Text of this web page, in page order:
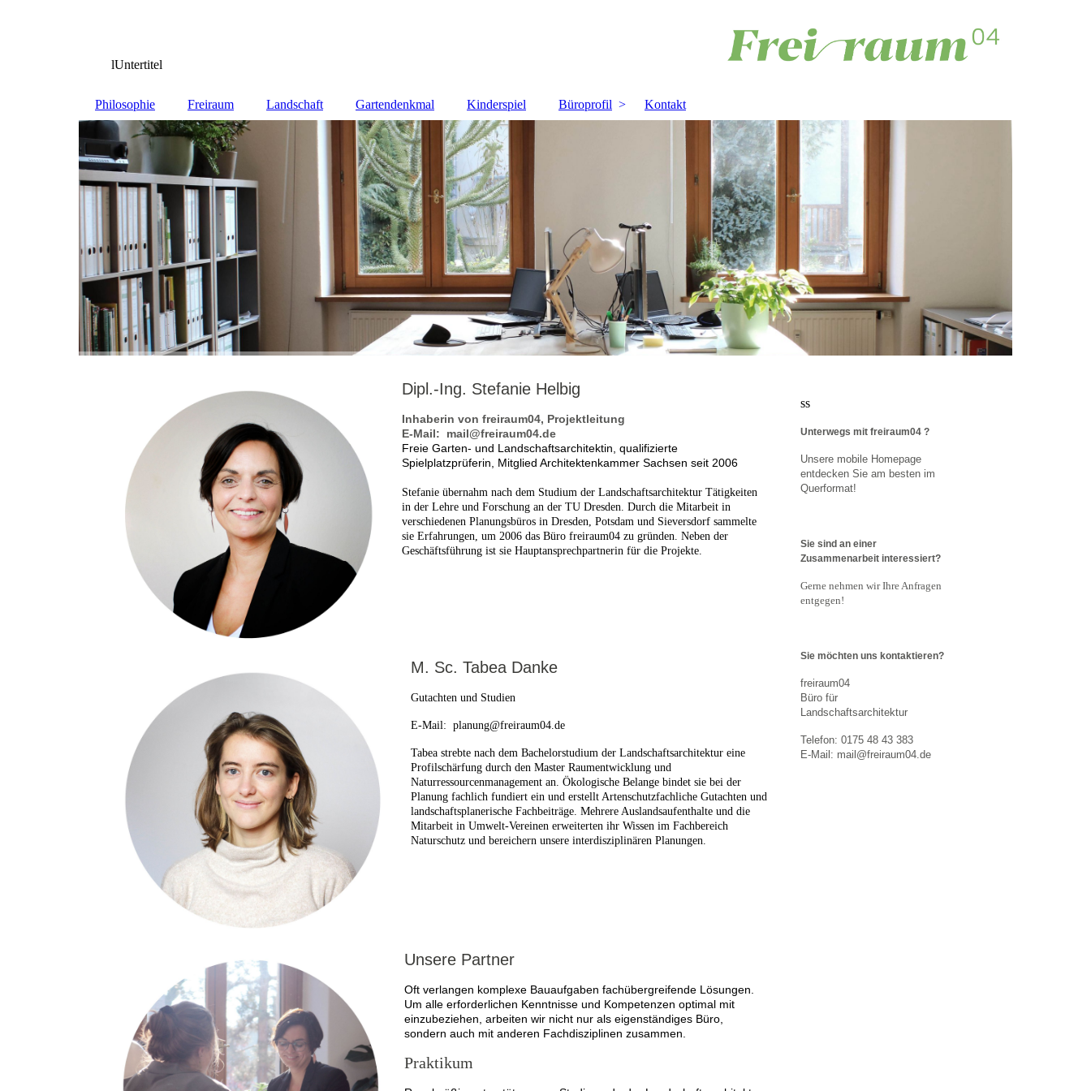
lUntertitel
Philosophie Freiraum Landschaft Gartendenkmal Kinderspiel Büroprofil Kontakt
Dipl.-Ing. Stefanie Helbig
Inhaberin von freiraum04, Projektleitung
E-Mail: mail@freiraum04.de
Freie Garten- und Landschaftsarchitektin, qualifizierte
Spielplatzprüferin, Mitglied Architektenkammer Sachsen seit 2006
Stefanie übernahm nach dem Studium der Landschaftsarchitektur Tätigkeiten
in der Lehre und Forschung an der TU Dresden. Durch die Mitarbeit in
verschiedenen Planungsbüros in Dresden, Potsdam und Sieversdorf sammelte
sie Erfahrungen, um 2006 das Büro freiraum04 zu gründen. Neben der
Geschäftsführung ist sie Hauptansprechpartnerin für die Projekte.
M. Sc. Tabea Danke
Gutachten und Studien
E-Mail: planung@freiraum04.de
Tabea strebte nach dem Bachelorstudium der Landschaftsarchitektur eine
Profilschärfung durch den Master Raumentwicklung und
Naturressourcenmanagement an. Ökologische Belange bindet sie bei der
Planung fachlich fundiert ein und erstellt Artenschutzfachliche Gutachten und
landschaftsplanerische Fachbeiträge. Mehrere Auslandsaufenthalte und die
Mitarbeit in Umwelt-Vereinen erweiterten ihr Wissen im Fachbereich
Naturschutz und bereichern unsere interdisziplinären Planungen.
Unsere Partner
Oft verlangen komplexe Bauaufgaben fachübergreifende Lösungen.
Um alle erforderlichen Kenntnisse und Kompetenzen optimal mit
einzubeziehen, arbeiten wir nicht nur als eigenständiges Büro,
sondern auch mit anderen Fachdisziplinen zusammen.
Praktikum
ss
Unterwegs mit freiraum04 ?
Unsere mobile Homepage
entdecken Sie am besten im
Querformat!
Sie sind an einer
Zusammenarbeit interessiert?
Gerne nehmen wir Ihre Anfragen
entgegen!
Sie möchten uns kontaktieren?
freiraum04
Büro für
Landschaftsarchitektur
Telefon: 0175 48 43 383
E-Mail: mail@freiraum04.de